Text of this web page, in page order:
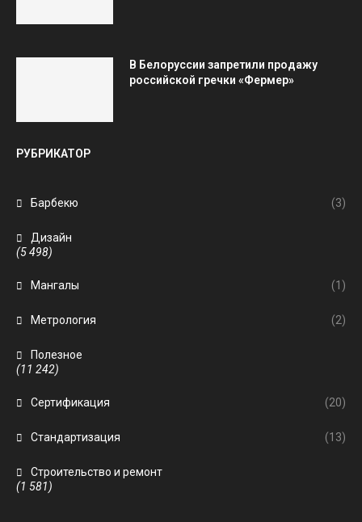
В Белоруссии запретили продажу
российской гречки «Фермер»
РУБРИКАТОР
Барбекю (3)
Дизайн
(5 498)
Мангалы (1)
Метрология (2)
Полезное
(11 242)
Сертификация (20)
Стандартизация (13)
Строительство и ремонт
(1 581)